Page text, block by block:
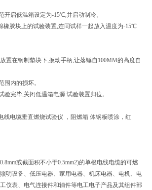
开启低温箱设定为-15℃,并启动制冷。
橡胶块上的试验装置,连同试样一起放入温度为-15℃
置在钢制垫块下,扳动手柄,让落锤自100MM的高度自
围内的损坏。
验完毕,关闭低温箱电源.试验装置归位。
线电缆垂直燃烧试验仪 ，阻燃箱 体钢板喷涂，红
围
或截面积不小于0.5mm2)的单根电线电缆的可燃
明设备、低压电器、家用电器、机床电器、电机、电
仪表、电气连接件和辅件等电工电子产品及其组件部